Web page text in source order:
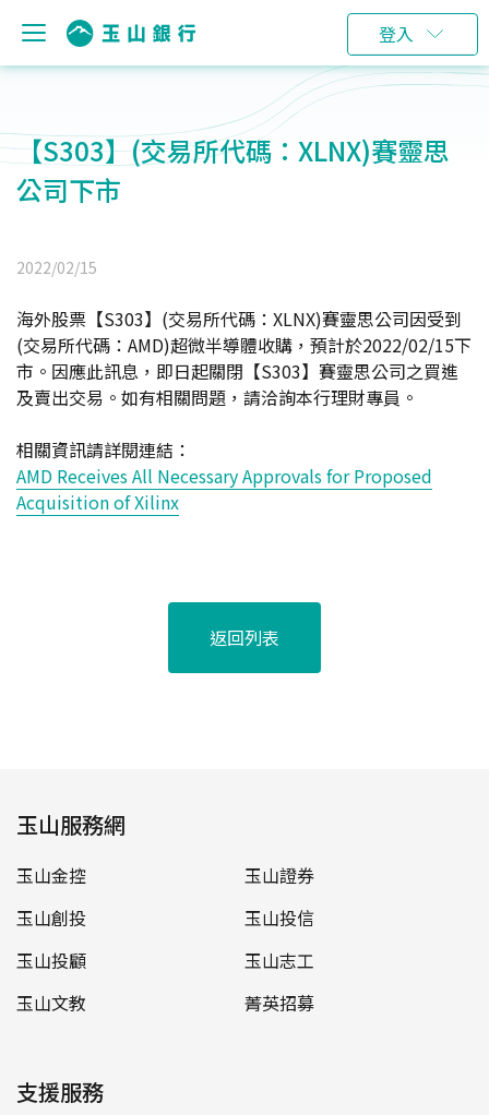
登入
【S303】(交易所代碼：XLNX)賽靈思
公司下市
2022/02/15
海外股票【S303】 (交易所代碼：XLNX)賽靈思公司因受到
(交易所代碼：AMD)超微半導體收購，預計於2022/02/15下
市。 因應此訊息，即日起關閉【S303】 賽靈思公司之買進
及賣出交易。 如有相關問題，請洽詢本行理財專員。
相關資訊請詳閱連結 ：
AMD Receives All Necessary Approvals for Proposed
Acquisition of Xilinx
返回列表
玉山服務網
玉山金控
玉山證券
玉山創投
玉山投信
玉山投顧
玉山志工
玉山文教
菁英招募
支援服務